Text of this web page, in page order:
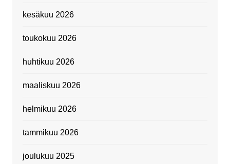
kesäkuu 2026
toukokuu 2026
huhtikuu 2026
maaliskuu 2026
helmikuu 2026
tammikuu 2026
joulukuu 2025